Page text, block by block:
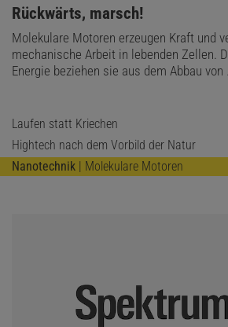
:
Rückwärts, marsch!
Molekulare Motoren erzeugen Kraft und
mechanische Arbeit in lebenden Zellen.
Energie beziehen sie aus dem Abbau von
Laufen statt Kriechen
Hightech nach dem Vorbild der Natur
Nanotechnik | Molekulare Motoren